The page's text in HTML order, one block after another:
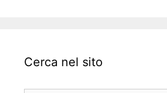
Cerca nel sito